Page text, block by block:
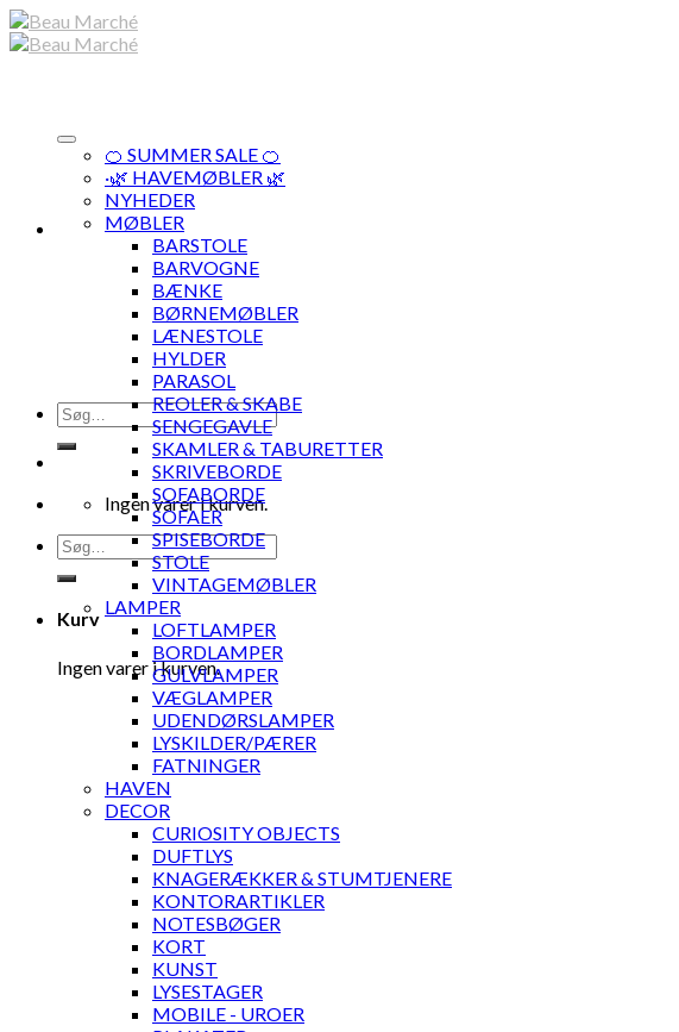
Skip
to
Søg
efter:
Ingen varer i kurven.
Søg
efter:
Kurv
Ingen varer i kurven.
🍊 SUMMER SALE 🍊
·🌿 HAVEMØBLER 🌿
NYHEDER
MØBLER
BARSTOLE
BARVOGNE
BÆNKE
BØRNEMØBLER
LÆNESTOLE
HYLDER
PARASOL
REOLER & SKABE
SENGEGAVLE
SKAMLER & TABURETTER
SKRIVEBORDE
SOFABORDE
SOFAER
SPISEBORDE
STOLE
VINTAGEMØBLER
LAMPER
LOFTLAMPER
BORDLAMPER
GULVLAMPER
VÆGLAMPER
UDENDØRSLAMPER
LYSKILDER/PÆRER
FATNINGER
HAVEN
DECOR
CURIOSITY OBJECTS
DUFTLYS
KNAGERÆKKER & STUMTJENERE
KONTORARTIKLER
NOTESBØGER
KORT
KUNST
LYSESTAGER
MOBILE - UROER